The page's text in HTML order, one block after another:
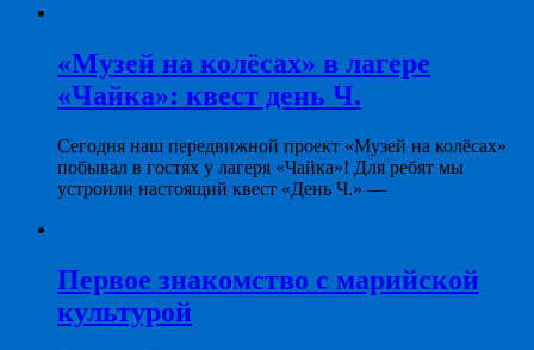
«Музей на колёсах» в лагере
«Чайка»: квест день Ч.
Сегодня наш передвижной проект «Музей на колёсах»
побывал в гостях у лагеря «Чайка»! Для ребят мы
устроили настоящий квест «День Ч.» —
Первое знакомство с марийской
культурой